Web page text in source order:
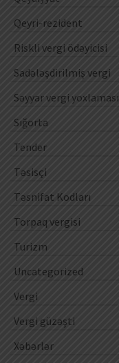
Qeyri-rezident
Riskli vergi ödəyicisi
Sadələşdirilmiş vergi
Səyyar vergi yoxlaması
Sığorta
Tender
Təsisçi
Təsnifat Kodları
Torpaq vergisi
Turizm
Uncategorized
Vergi
Vergi güzəşti
Xəbərlər